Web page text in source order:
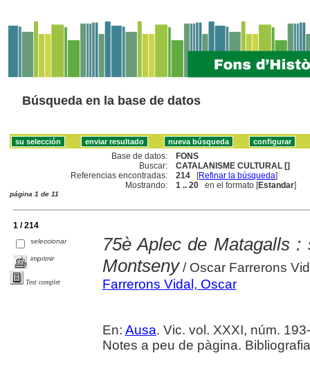
Búsqueda en la base de datos
Base de datos:
FONS
Buscar:
CATALANISME CULTURAL []
Referencias encontradas:
214 [Refinar la búsqueda]
Mostrando:
1 .. 20 en el formato [Estandar]
página 1 de 11
1 / 214
seleccionar
imprimir
Text complet
75è Aplec de Matagalls
Montseny/ Oscar Farrerons
Farrerons Vidal, Oscar
En: Ausa. Vic. vol. XXXI, núm.
Notes a peu de pàgina.